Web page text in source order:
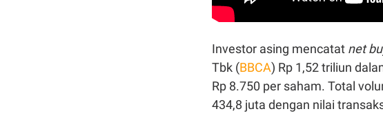
Investor asing mencatat net
Tbk (BBCA) Rp 1,52 triliun
Rp 8.750 per saham. Total
434,8 juta dengan nilai